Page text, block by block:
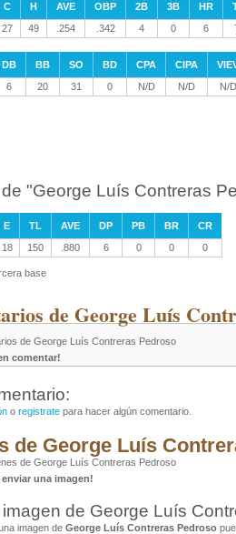
C H AVE OBP 2B 3B HR
27 49 .254 .342 4 0 6
DB BB SO BD CPA CIPA
6 20 31 0 N/D N/D N/D
"George Luís Contreras
E TL AVE DP PB BR
CR
18 150 .880 6 0 0 0
base
de George Luís
de George Luís Contreras Pedroso
comentar!
o registrate para hacer algún comentario.
de George Luís
de George Luís Contreras Pedroso
enviar una imagen!
de George Luís
imagen de George Luís Contreras Pedroso